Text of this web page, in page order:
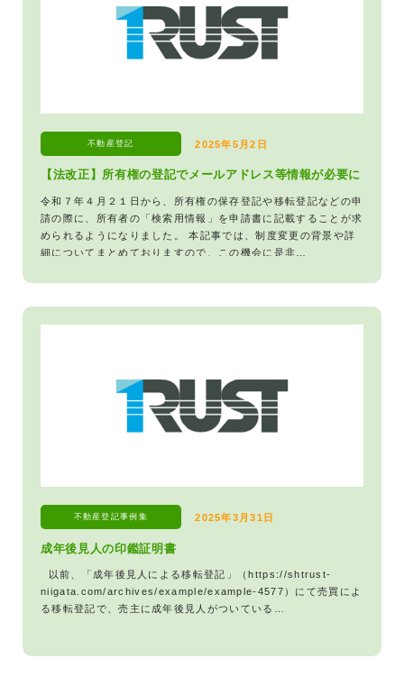
【法改正】所有権の登記でメールアドレス等情報が必要に
不動産登記 2025年5月2日
令和７年４月２１日から、所有権の保存登記や移転登記などの申
請の際に、所有者の「検索用情報」を申請書に記載することが求
められるようになりました。 本記事では、制度変更の背景や詳
細についてまとめておりますので、この機会に是非…
成年後見人の印鑑証明書
不動産登記事例集 2025年3月31日
以前、「成年後見人による移転登記」（https://shtrust-
niigata.com/archives/example/example-4577）にて売買によ
る移転登記で、売主に成年後見人がついている…